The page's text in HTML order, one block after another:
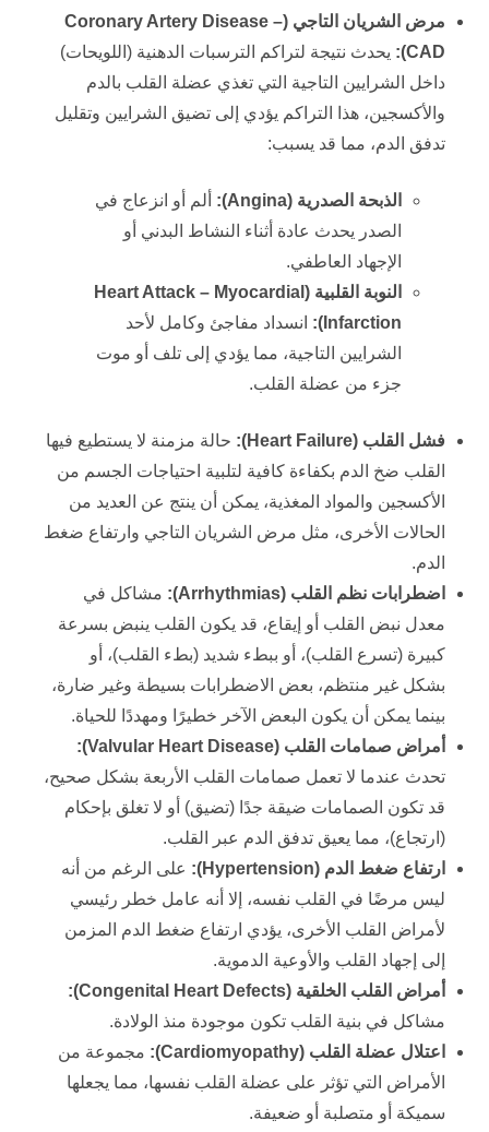
مرض الشريان التاجي (Coronary Artery Disease –
CAD
): يحدث نتيجة لتراكم الترسبات الدهنية (اللويحات)
داخل الشرايين التاجية التي تغذي عضلة القلب بالدم
والأكسجين، هذا التراكم يؤدي إلى تضيق الشرايين وتقليل
تدفق الدم، مما قد يسبب:
الذبحة الصدرية (Angina
): ألم أو انزعاج في
الصدر يحدث عادة أثناء النشاط البدني أو
الإجهاد العاطفي.
النوبة القلبية ( Heart Attack – Myocardial
Infarction
): انسداد مفاجئ وكامل لأحد
الشرايين التاجية، مما يؤدي إلى تلف أو موت
جزء من عضلة القلب.
فشل القلب (Heart Failure
): حالة مزمنة لا يستطيع فيها
القلب ضخ الدم بكفاءة كافية لتلبية احتياجات الجسم من
الأكسجين والمواد المغذية، يمكن أن ينتج عن العديد من
الحالات الأخرى، مثل مرض الشريان التاجي وارتفاع ضغط
الدم.
اضطرابات نظم القلب (Arrhythmias
): مشاكل في
معدل نبض القلب أو إيقاع، قد يكون القلب ينبض بسرعة
كبيرة (تسرع القلب)، أو ببطء شديد (بطء القلب)، أو
بشكل غير منتظم، بعض الاضطرابات بسيطة وغير ضارة،
بينما يمكن أن يكون البعض الآخر خطيرًا ومهددًا للحياة.
أمراض صمامات القلب (Valvular Heart Disease
):
تحدث عندما لا تعمل صمامات القلب الأربعة بشكل صحيح،
قد تكون الصمامات ضيقة جدًا (تضيق) أو لا تغلق بإحكام
(ارتجاع)، مما يعيق تدفق الدم عبر القلب.
ارتفاع ضغط الدم (Hypertension
): على الرغم من أنه
ليس مرضًا في القلب نفسه، إلا أنه عامل خطر رئيسي
لأمراض القلب الأخرى، يؤدي ارتفاع ضغط الدم المزمن
إلى إجهاد القلب والأوعية الدموية.
أمراض القلب الخلقية (Congenital Heart Defects
):
مشاكل في بنية القلب تكون موجودة منذ الولادة.
اعتلال عضلة القلب (Cardiomyopathy
): مجموعة من
الأمراض التي تؤثر على عضلة القلب نفسها، مما يجعلها
سميكة أو متصلبة أو ضعيفة.